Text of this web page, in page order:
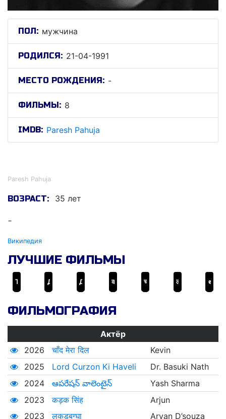
ПОЛ: мужчина
РОДИЛСЯ: 21-04-1991
МЕСТО РОЖДЕНИЯ: -
ФИЛЬМЫ: 8
IMDB: Paresh Pahuja
Paresh Pahuja
ВОЗРАСТ: 35 лет
-
Википедия
ЛУЧШИЕ ФИЛЬМЫ
ФИЛЬМОГРАФИЯ
Актёр
2026
चाँद मेरा दिल
Kevin
2025
Lord Curzon Ki Haveli
Dr. Basuki Nath
2024
ఆపరేషన్ వాలెంటైన్
Yash Sharma
2023
कड़क सिंह
Arjun
2023
लकड़बग्घा Aryan D’souza